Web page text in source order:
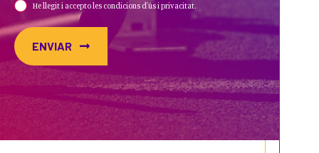
He llegit i accepto les condicions d'ús i privacitat.
ENVIAR